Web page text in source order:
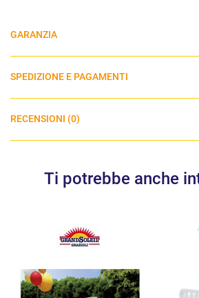
GARANZIA
SPEDIZIONE E PAGAMENTI
RECENSIONI (0)
Ti potrebbe anche